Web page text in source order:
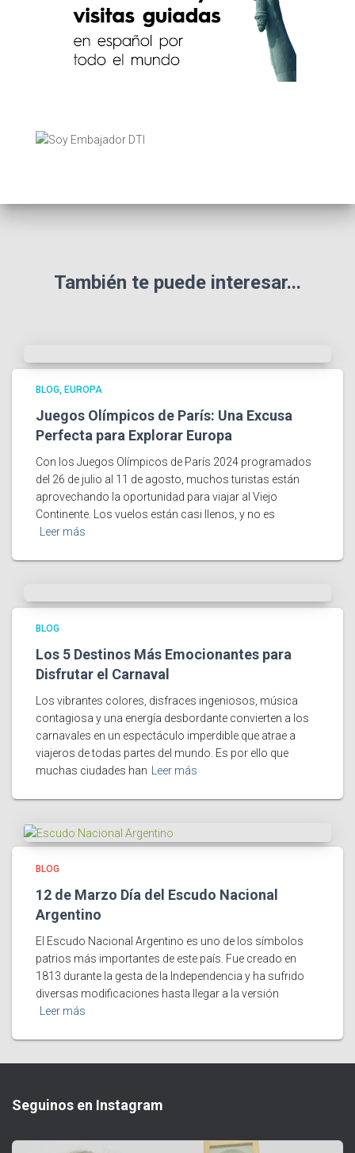
También te puede interesar...
BLOG EUROPA
Juegos Olímpicos de París: Una Excusa
Perfecta para Explorar Europa
Con los Juegos Olímpicos de París 2024 programados
del 26 de julio al 11 de agosto, muchos turistas están
aprovechando la oportunidad para viajar al Viejo
Continente. Los vuelos están casi llenos, y no es
Leer más
BLOG
Los 5 Destinos Más Emocionantes para
Disfrutar el Carnaval
Los vibrantes colores, disfraces ingeniosos, música
contagiosa y una energía desbordante convierten a los
carnavales en un espectáculo imperdible que atrae a
viajeros de todas partes del mundo. Es por ello que
muchas ciudades han Leer más
BLOG
12 de Marzo Día del Escudo Nacional
Argentino
El Escudo Nacional Argentino es uno de los símbolos
patrios más importantes de este país. Fue creado en
1813 durante la gesta de la Independencia y ha sufrido
diversas modificaciones hasta llegar a la versión
Leer más
Seguinos en Instagram